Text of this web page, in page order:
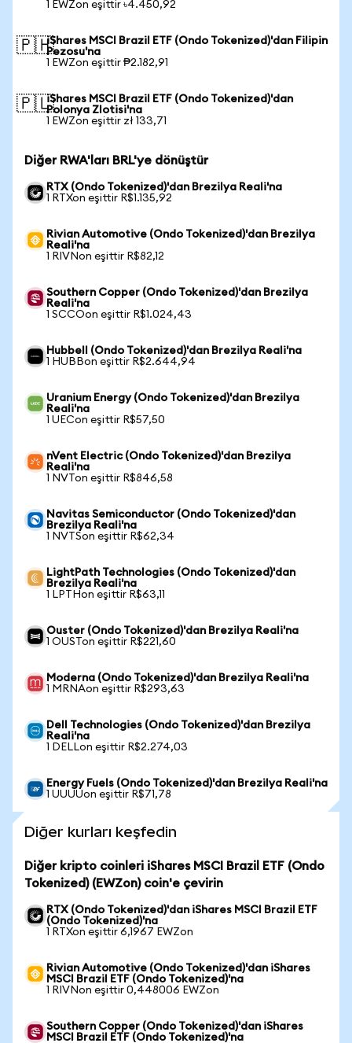
1 EWZon eşittir ৳4.450,92
🇵🇭iShares MSCI Brazil ETF (Ondo Tokenized)'dan Filipin
Pezosu'na
1 EWZon eşittir ₱2.182,91
🇵🇱iShares MSCI Brazil ETF (Ondo Tokenized)'dan
Polonya Zlotisi'na
1 EWZon eşittir zł 133,71
Diğer RWA'ları BRL'ye dönüştür
RTX (Ondo Tokenized)'dan Brezilya Reali'na
1 RTXon eşittir R$1.135,92
Rivian Automotive (Ondo Tokenized)'dan Brezilya
Reali'na
1 RIVNon eşittir R$82,12
Southern Copper (Ondo Tokenized)'dan Brezilya
Reali'na
1 SCCOon eşittir R$1.024,43
Hubbell (Ondo Tokenized)'dan Brezilya Reali'na
1 HUBBon eşittir R$2.644,94
Uranium Energy (Ondo Tokenized)'dan Brezilya
Reali'na
1 UECon eşittir R$57,50
nVent Electric (Ondo Tokenized)'dan Brezilya
Reali'na
1 NVTon eşittir R$846,58
Navitas Semiconductor (Ondo Tokenized)'dan
Brezilya Reali'na
1 NVTSon eşittir R$62,34
LightPath Technologies (Ondo Tokenized)'dan
Brezilya Reali'na
1 LPTHon eşittir R$63,11
Ouster (Ondo Tokenized)'dan Brezilya Reali'na
1 OUSTon eşittir R$221,60
Moderna (Ondo Tokenized)'dan Brezilya Reali'na
1 MRNAon eşittir R$293,63
Dell Technologies (Ondo Tokenized)'dan Brezilya
Reali'na
1 DELLon eşittir R$2.274,03
Energy Fuels (Ondo Tokenized)'dan Brezilya Reali'na
1 UUUUon eşittir R$71,78
Diğer kurları keşfedin
Diğer kripto coinleri iShares MSCI Brazil ETF (Ondo
Tokenized) (EWZon) coin'e çevirin
RTX (Ondo Tokenized)'dan iShares MSCI Brazil ETF
(Ondo Tokenized)'na
1 RTXon eşittir 6,1967 EWZon
Rivian Automotive (Ondo Tokenized)'dan iShares
MSCI Brazil ETF (Ondo Tokenized)'na
1 RIVNon eşittir 0,448006 EWZon
Southern Copper (Ondo Tokenized)'dan iShares
MSCI Brazil ETF (Ondo Tokenized)'na